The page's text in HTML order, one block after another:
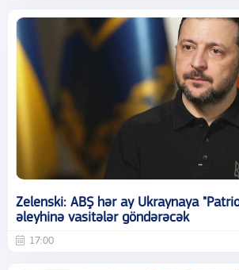
Zelenski: ABŞ hər ay Ukraynaya
əleyhinə vasitələr göndərəcək
17:00